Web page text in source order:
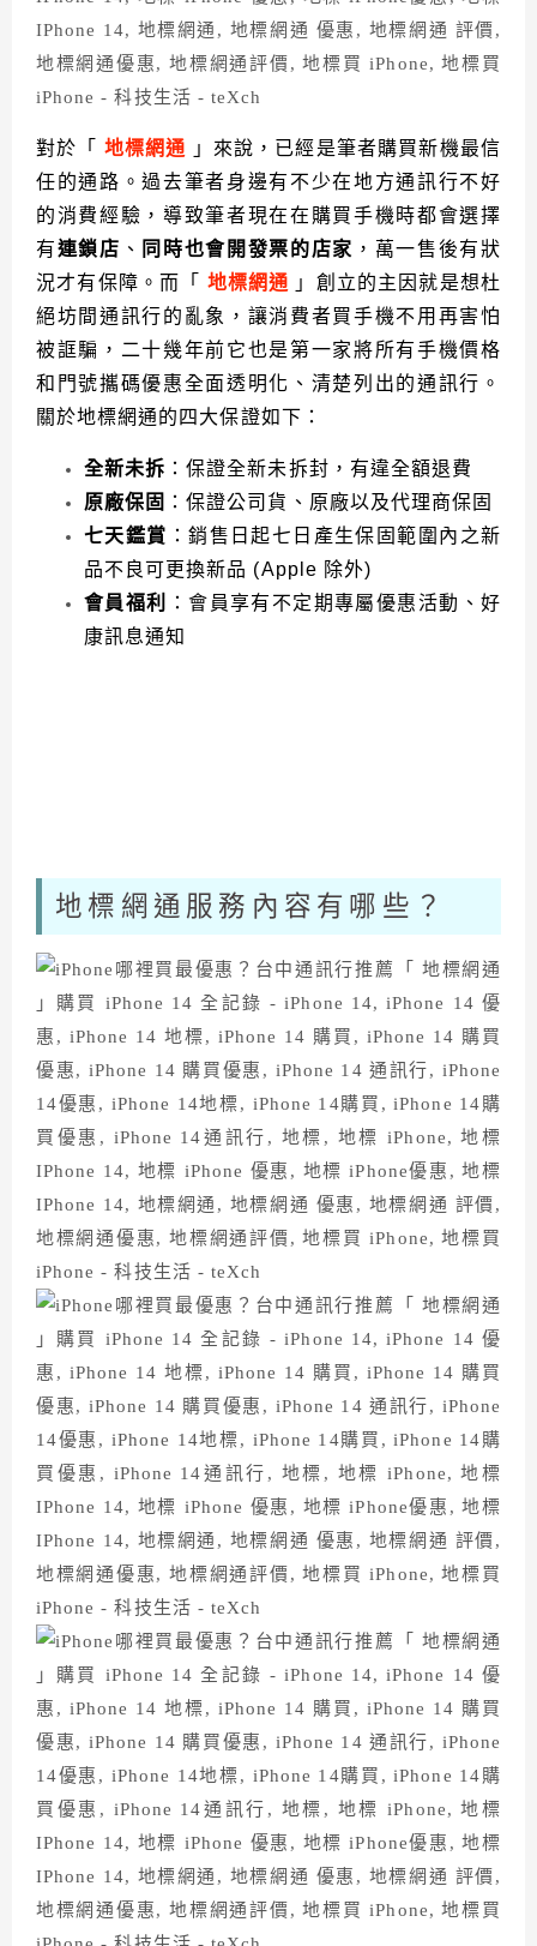
對於「 地標網通
」來說，已經是筆者購買新機最信
任的通路。過去筆者身邊有不少在地方通訊行不好
的消費經驗，導致筆者現在在購買手機時都會選擇
有連鎖店 、 同時也會開發票的店家 ，萬一售後有狀
況才有保障。而「 地標網通 」創立的主因就是想杜
絕坊間通訊行的亂象，讓消費者買手機不用再害怕
被誆騙，二十幾年前它也是第一家將所有手機價格
和門號攜碼優惠全面透明化、清楚列出的通訊行。
關於地標網通的四大保證如下：
全新未拆 ：保證全新未拆封，有違全額退費
原廠保固 ：保證公司貨、原廠以及代理商保固
七天鑑賞 ：銷售日起七日產生保固範圍內之新
品不良可更換新品 (Apple 除外)
會員福利
：會員享有不定期專屬優惠活動、好
康訊息通知
地標網通服務內容有哪些？